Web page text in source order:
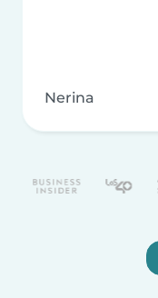
Nerina